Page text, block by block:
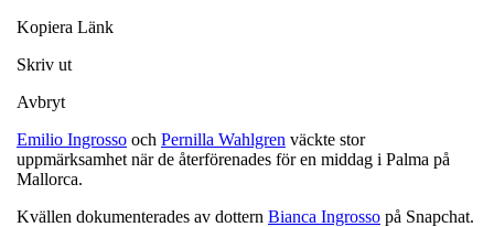
Kopiera Länk
Skriv ut
Avbryt
Emilio Ingrosso och Pernilla Wahlgren väckte stor
uppmärksamhet när de återförenades för en middag i Palma på
Mallorca.
Kvällen dokumenterades av dottern Bianca Ingrosso på Snapchat.